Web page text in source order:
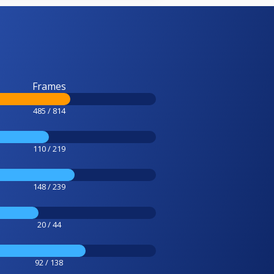
Frames
485 / 814
110 / 219
148 / 239
20 / 44
92 / 138